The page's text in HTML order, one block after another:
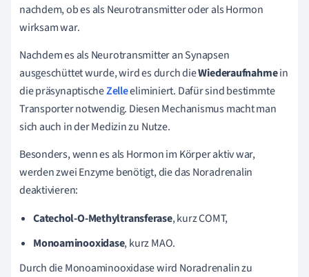
nachdem, ob es als Neurotransmitter oder als Hormon
wirksam war.
Nachdem es als Neurotransmitter an Synapsen
ausgeschüttet wurde, wird es durch dieWiederaufnahmein
die präsynaptischeZelleeliminiert. Dafür sind bestimmte
Transporter notwendig. Diesen Mechanismus macht man
sich auch in der Medizin zu Nutze.
Besonders, wenn es als Hormon im Körper aktiv war,
werden zwei Enzyme benötigt, die das Noradrenalin
deaktivieren:
Catechol-O-Methyltransferase, kurz COMT,
Monoaminooxidase, kurz MAO.
Durch die Monoaminooxidase wird Noradrenalin zu